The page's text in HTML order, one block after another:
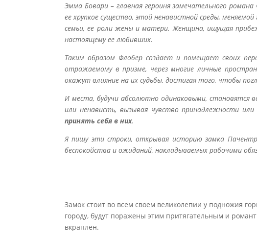
Эмма Бовари – главная героиня замечательного
ее хрупкое существо, этой ненавистной среды,
семьи, ее роли жены и матери. Женщина, ищущая
настоящему ее любивших.
Таким образом Флобер создает и помещает своих
отражаемому в призме, через многие личные
окажут влияние на их судьбы, достигая того, чтобы
И места, будучи абсолютно одинаковыми, становятся
или ненависть, вызывая чувство принадлежности
принять себя в них.
Я пишу эти строки, открывая историю замка
беспокойства и ожиданий, накладываемых рабочими
Замок стоит во всем своем великолепии у подножия
городу, будут поражены этим притягательным и
вкраплён.